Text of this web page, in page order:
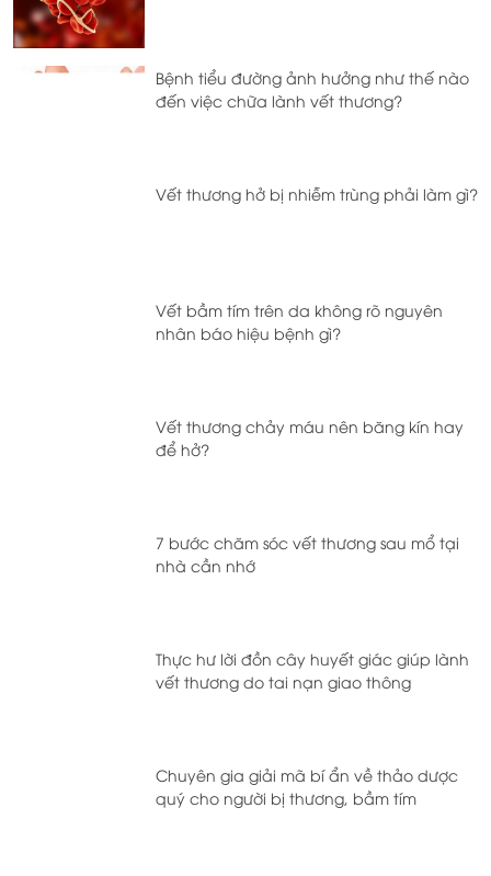
Bệnh tiểu đường ảnh hưởng như thế nào
đến việc chữa lành vết thương?
Vết thương hở bị nhiễm trùng phải làm gì?
Vết bầm tím trên da không rõ nguyên
nhân báo hiệu bệnh gì?
Vết thương chảy máu nên băng kín hay
để hở?
7 bước chăm sóc vết thương sau mổ tại
nhà cần nhớ
Thực hư lời đồn cây huyết giác giúp lành
vết thương do tai nạn giao thông
Chuyên gia giải mã bí ẩn về thảo dược
quý cho người bị thương, bầm tím